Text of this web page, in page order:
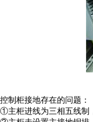
控制柜接地存在的问题：
①主柜进线为三相五线制